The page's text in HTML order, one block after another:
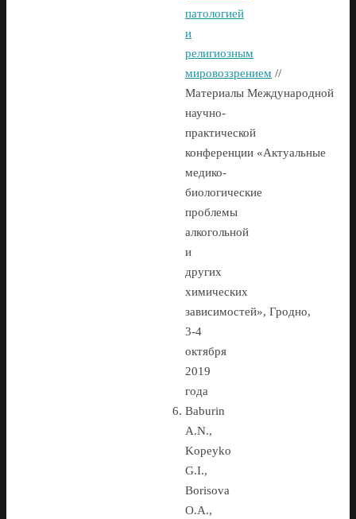
патологией
и
религиозным
мировоззрением //
Материалы Международной
научно-
практической
конференции «Актуальные
медико-
биологические
проблемы
алкогольной
и
других
химических
зависимостей», Гродно,
3-4
октября
2019
года
Baburin
A.N.,
Kopeyko
G.I.,
Borisova
O.A.,